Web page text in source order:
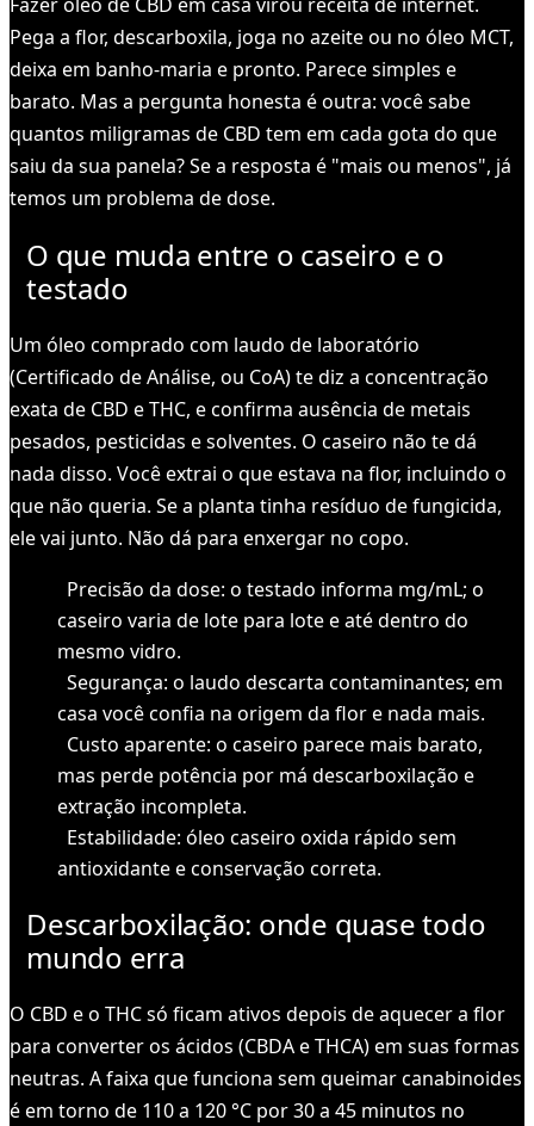
Fazer óleo de CBD em casa virou receita de internet.
Pega a flor, descarboxila, joga no azeite ou no óleo MCT,
deixa em banho-maria e pronto. Parece simples e
barato. Mas a pergunta honesta é outra: você sabe
quantos miligramas de CBD tem em cada gota do que
saiu da sua panela? Se a resposta é "mais ou menos", já
temos um problema de dose.
O que muda entre o caseiro e o
testado
Um óleo comprado com laudo de laboratório
(Certificado de Análise, ou CoA) te diz a concentração
exata de CBD e THC, e confirma ausência de metais
pesados, pesticidas e solventes. O caseiro não te dá
nada disso. Você extrai o que estava na flor, incluindo o
que não queria. Se a planta tinha resíduo de fungicida,
ele vai junto. Não dá para enxergar no copo.
Precisão da dose: o testado informa mg/mL; o
caseiro varia de lote para lote e até dentro do
mesmo vidro.
Segurança: o laudo descarta contaminantes; em
casa você confia na origem da flor e nada mais.
Custo aparente: o caseiro parece mais barato,
mas perde potência por má descarboxilação e
extração incompleta.
Estabilidade: óleo caseiro oxida rápido sem
antioxidante e conservação correta.
Descarboxilação: onde quase todo
mundo erra
O CBD e o THC só ficam ativos depois de aquecer a flor
para converter os ácidos (CBDA e THCA) em suas formas
neutras. A faixa que funciona sem queimar canabinoides
é em torno de 110 a 120 °C por 30 a 45 minutos no